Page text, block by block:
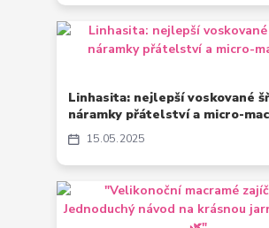
15 05 2025
Linhasita: nejlepší voskované
náramky přátelství a micro-